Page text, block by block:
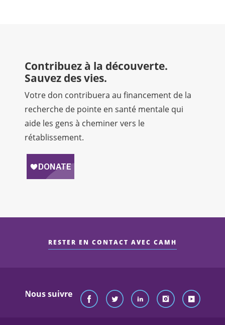
Contribuez à la découverte.
Sauvez des vies.
Votre don contribuera au financement de la
recherche de pointe en santé mentale qui
aide les gens à cheminer vers le
rétablissement.
RESTER EN CONTACT AVEC CAMH
Nous suivre